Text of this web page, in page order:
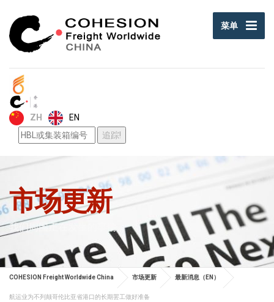
菜单
ZH EN
市场更新
我们周围正在发生的事情
COHESION Freight Worldwide China 市场更新 最新消息（EN）
航运业为不列颠哥伦比亚省港口的长期罢工做好准备